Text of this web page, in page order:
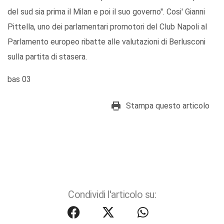
del sud sia prima il Milan e poi il suo governo''. Cosi' Gianni
Pittella, uno dei parlamentari promotori del Club Napoli al
Parlamento europeo ribatte alle valutazioni di Berlusconi
sulla partita di stasera.
bas 03
Stampa questo articolo
Condividi l'articolo su: